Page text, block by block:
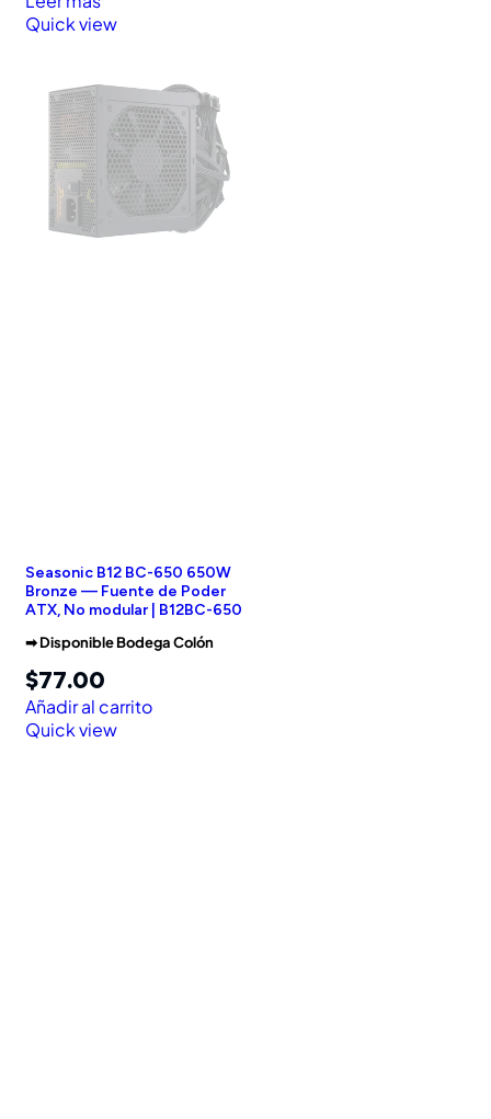
Quick view
Seasonic B12 BC-650 650W
Bronze — Fuente de Poder
ATX, No modular | B12BC-650
➡︎ Disponible Bodega Colón
$77.00
Añadir al carrito
Quick view